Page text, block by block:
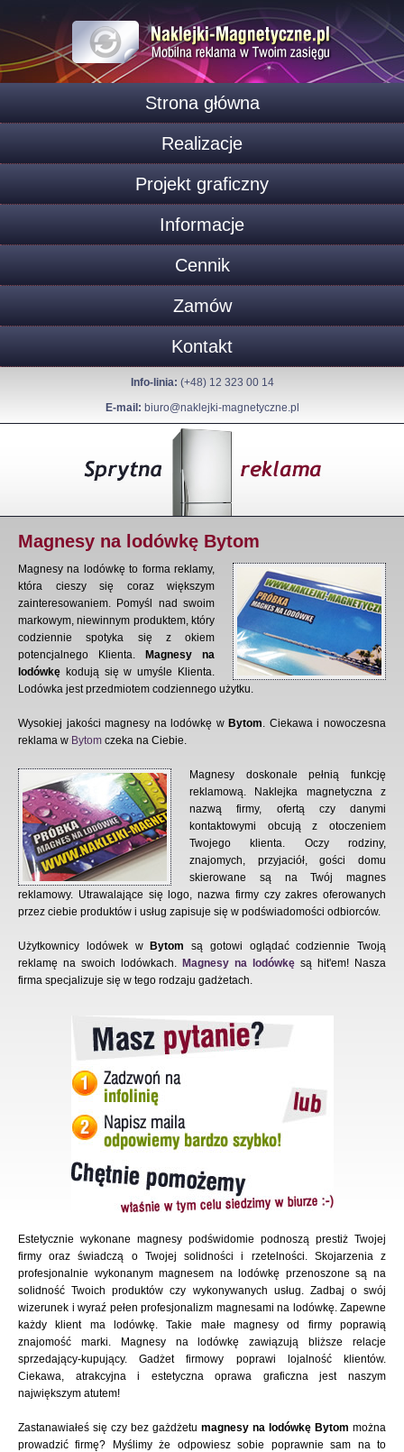
Strona główna
Realizacje
Projekt graficzny
Informacje
Cennik
Zamów
Kontakt
Info-linia: (+48) 12 323 00 14
E-mail: biuro@naklejki-magnetyczne.pl
Magnesy na lodówkę Bytom
Magnesy na lodówkę to forma reklamy,
która cieszy się coraz większym
zainteresowaniem. Pomyśl nad swoim
markowym, niewinnym produktem, który
codziennie spotyka się z okiem
potencjalnego Klienta. Magnesy na
lodówkę kodują się w umyśle Klienta.
Lodówka jest przedmiotem codziennego użytku.
Wysokiej jakości magnesy na lodówkę wBytom. Ciekawa i nowoczesna
reklama w Bytom czeka na Ciebie.
Magnesy doskonale pełnią funkcję
reklamową. Naklejka magnetyczna z
nazwą firmy, ofertą czy danymi
kontaktowymi obcują z otoczeniem
Twojego klienta. Oczy rodziny,
znajomych, przyjaciół, gości domu
skierowane są na Twój magnes
reklamowy. Utrawalające się logo, nazwa firmy czy zakres oferowanych
przez ciebie produktów i usług zapisuje się w podświadomości odbiorców.
Użytkownicy lodówek wBytom są gotowi oglądać codziennie Twoją
reklamę na swoich lodówkach. Magnesy na lodówkę są hit'em! Nasza
firma specjalizuje się w tego rodzaju gadżetach.
Estetycznie wykonane magnesy podświdomie podnoszą prestiż Twojej
firmy oraz świadczą o Twojej solidności i rzetelności. Skojarzenia z
profesjonalnie wykonanym magnesem na lodówkę przenoszone są na
solidność Twoich produktów czy wykonywanych usług. Zadbaj o swój
wizerunek i wyraź pełen profesjonalizm magnesami na lodówkę. Zapewne
każdy klient ma lodówkę. Takie małe magnesy od firmy poprawią
znajomość marki. Magnesy na lodówkę zawiązują bliższe relacje
sprzedający-kupujący. Gadżet firmowy poprawi lojalność klientów.
Ciekawa, atrakcyjna i estetyczna oprawa graficzna jest naszym
największym atutem!
Zastanawiałeś się czy bez gażdżetu magnesy na lodówkę Bytom można
prowadzić firmę? Myślimy że odpowiesz sobie poprawnie sam na to